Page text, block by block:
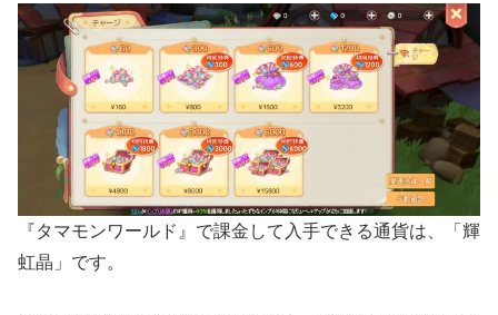
『タマモンワールド』で課金して入手できる通貨は、「輝
虹晶」です。